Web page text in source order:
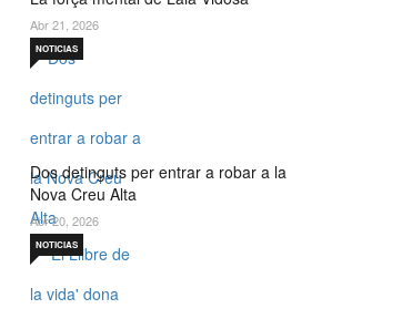
Abr 21, 2026
Dos detinguts per entrar a robar a la
Nova Creu Alta
NOTICIAS
Abr 20, 2026
NOTICIAS